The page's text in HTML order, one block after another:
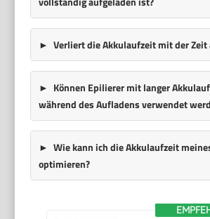
Verliert die Akkulaufzeit mit der Zeit
Können Epilierer mit langer
während des Aufladens verwendet
Wie kann ich die Akkulaufzeit
optimieren?